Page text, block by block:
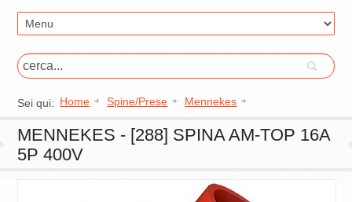
Sei qui: Home Spine/Prese Mennekes
MENNEKES - [288] SPINA AM-TOP 16A
5P 400V